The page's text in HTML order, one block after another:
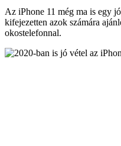
Az iPhone 11 még ma is egy
kifejezetten azok számára
okostelefonnal.